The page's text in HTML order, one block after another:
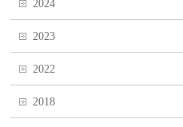
2024
2023
2022
2018